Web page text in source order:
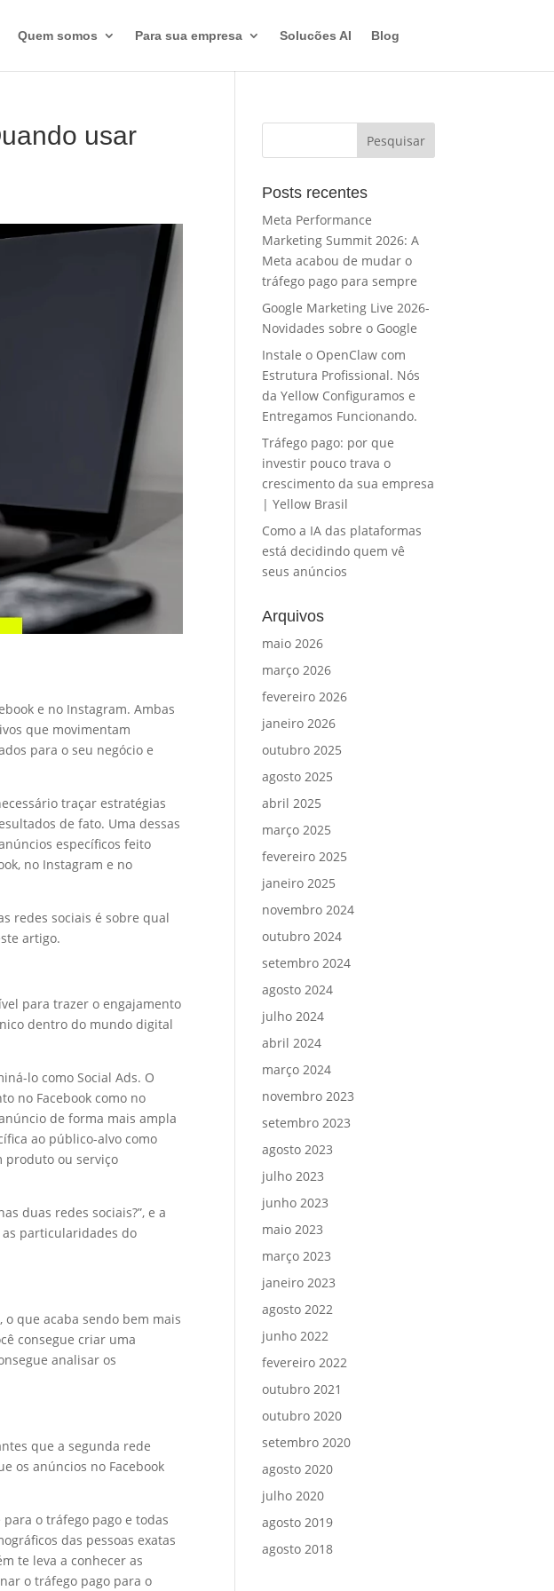
Quem somos Para sua empresa Solucões AI Blog
usar
e no Instagram. Ambas
que movimentam
para o seu negócio e
traçar estratégias
de fato. Uma dessas
específicos feito
no Instagram e no
redes sociais é sobre qual
artigo.
para trazer o engajamento
dentro do mundo digital
lo como Social Ads. O
no Facebook como no
de forma mais ampla
ao público-alvo como
produto ou serviço
duas redes sociais?”, e a
particularidades do
que acaba sendo bem mais
consegue criar uma
analisar os
que a segunda rede
os anúncios no Facebook
o tráfego pago e todas
das pessoas exatas
te leva a conhecer as
o tráfego pago para o
Posts recentes
Meta Performance
Marketing Summit 2026: A
Meta acabou de mudar o
tráfego pago para sempre
Google Marketing Live 2026-
Novidades sobre o Google
Instale o OpenClaw com
Estrutura Profissional. Nós
da Yellow Configuramos e
Entregamos Funcionando.
Tráfego pago: por que
investir pouco trava o
crescimento da sua empresa
| Yellow Brasil
Como a IA das plataformas
está decidindo quem vê
seus anúncios
Arquivos
maio 2026
março 2026
fevereiro 2026
janeiro 2026
outubro 2025
agosto 2025
abril 2025
março 2025
fevereiro 2025
janeiro 2025
novembro 2024
outubro 2024
setembro 2024
agosto 2024
julho 2024
abril 2024
março 2024
novembro 2023
setembro 2023
agosto 2023
julho 2023
junho 2023
maio 2023
março 2023
janeiro 2023
agosto 2022
junho 2022
fevereiro 2022
outubro 2021
outubro 2020
setembro 2020
agosto 2020
julho 2020
agosto 2019
agosto 2018